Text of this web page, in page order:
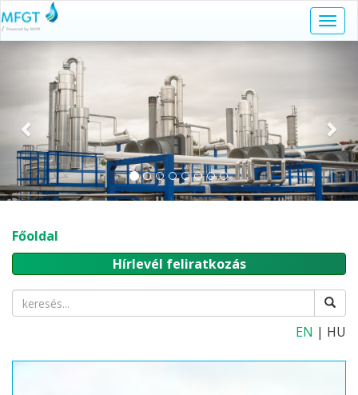
Előző
Főoldal
Hírlevél feliratkozás
EN | HU